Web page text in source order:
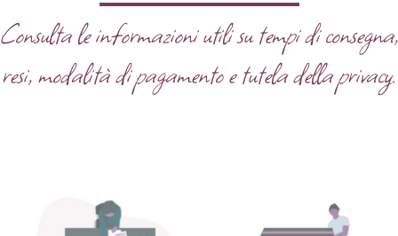
Consulta le informazioni utili su tempi di consegna,
resi, modalità di pagamento e tutela della privacy.